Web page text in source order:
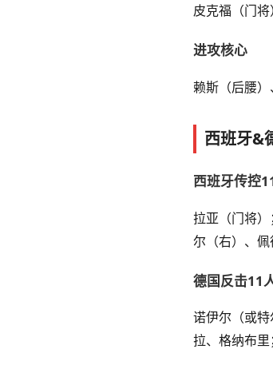
皮克福（门将
进攻核心
赖斯（后腰
西班牙&
西班牙传控
拉亚（门将
尔（右）、佩
德国反击11
诺伊尔（或
拉、格纳布里